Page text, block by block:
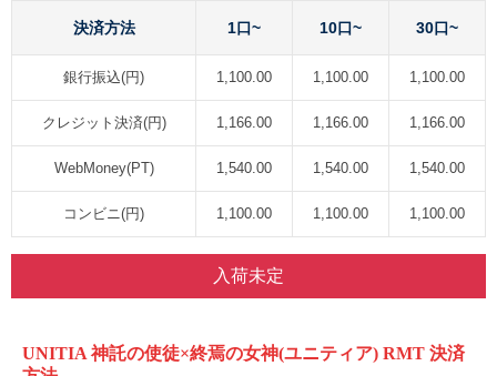
決済方法 1口~ 10口~ 30口~
銀行振込(円) 1,100.00 1,100.00 1,100.00
クレジット決済(円) 1,166.00 1,166.00 1,166.00
WebMoney(PT) 1,540.00 1,540.00 1,540.00
コンビニ(円) 1,100.00 1,100.00 1,100.00
入荷未定
UNITIA 神託の使徒×終焉の女神(ユニティア) RMT 決済